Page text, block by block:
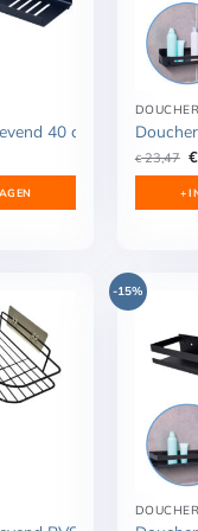
40 cm RVS
24,95.
€23,47 €
+
-15%